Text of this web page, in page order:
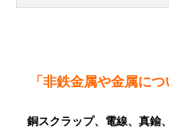
「非鉄金属や金属につ
銅スクラップ、電線、真鍮